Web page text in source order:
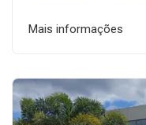
Mais informações